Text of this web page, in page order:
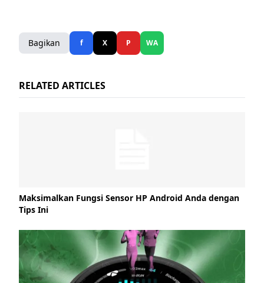
Bagikan f X P WA
RELATED ARTICLES
Maksimalkan Fungsi Sensor HP Android Anda dengan
Tips Ini